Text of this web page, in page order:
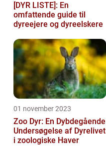
[DYR LISTE]: En
omfattende guide til
dyreejere og dyreelskere
01 november 2023
Zoo Dyr: En Dybdegående
Undersøgelse af Dyrelivet
i zoologiske Haver